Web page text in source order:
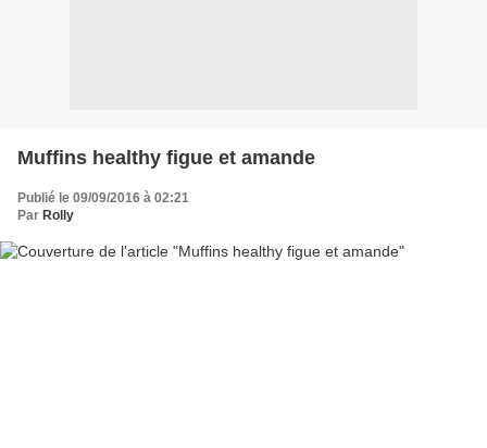
Muffins healthy figue et amande
Publié le 09/09/2016 à 02:21
Par Rolly